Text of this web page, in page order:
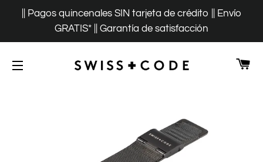
|| Pagos quincenales SIN tarjeta de crédito || Envío
GRATIS* || Garantía de satisfacción